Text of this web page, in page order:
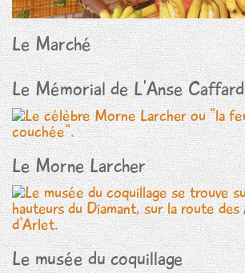
Le Marché
Le Mémorial de L'Anse Caffard
Le Morne Larcher
Le musée du coquillage